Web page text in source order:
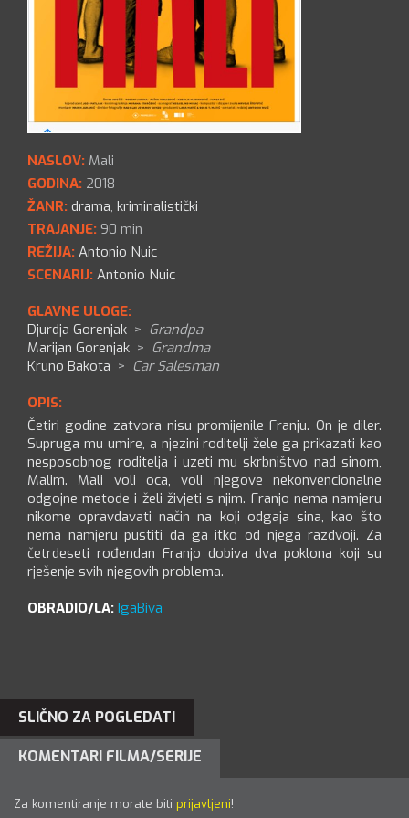
NASLOV: Mali
GODINA: 2018
ŽANR: drama, kriminalistički
TRAJANJE: 90 min
REŽIJA: Antonio Nuic
SCENARIJ: Antonio Nuic
GLAVNE ULOGE:
Djurdja Gorenjak > Grandpa
Marijan Gorenjak > Grandma
Kruno Bakota > Car Salesman
OPIS:
Četiri godine zatvora nisu promijenile Franju. On je diler.
Supruga mu umire, a njezini roditelji žele ga prikazati kao
nesposobnog roditelja i uzeti mu skrbništvo nad sinom,
Malim. Mali voli oca, voli njegove nekonvencionalne
odgojne metode i želi živjeti s njim. Franjo nema namjeru
nikome opravdavati način na koji odgaja sina, kao što
nema namjeru pustiti da ga itko od njega razdvoji. Za
četrdeseti rođendan Franjo dobiva dva poklona koji su
rješenje svih njegovih problema.
OBRADIO/LA: IgaBiva
SLIČNO ZA POGLEDATI
KOMENTARI FILMA/SERIJE
Za komentiranje morate biti prijavljeni!